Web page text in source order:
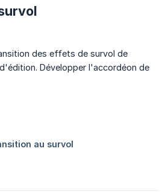
des effets de survol de
Développer l'accordéon de